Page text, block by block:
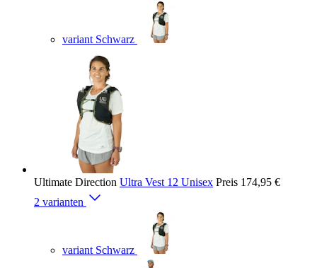
variant Schwarz
Ultimate Direction Ultra Vest 12 Unisex Preis 174,95 €
2 varianten
variant Schwarz